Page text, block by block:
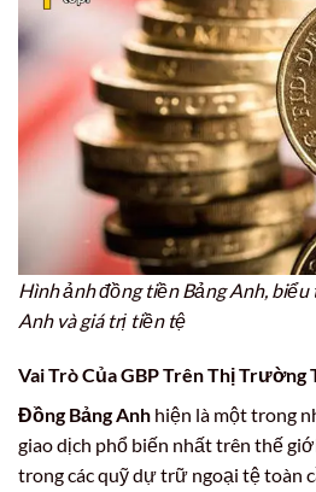
Hình ảnh đồng tiền Bảng Anh,
Anh và giá trị tiền tệ
Vai Trò Của GBP Trên Thị Trường
Đồng Bảng Anh hiện là một trong
giao dịch phổ biến nhất trên thế
trong các quỹ dự trữ ngoại tệ toàn